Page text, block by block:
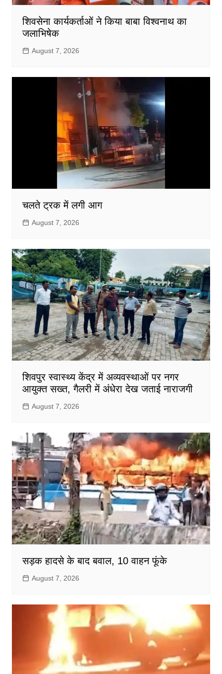
शिवसेना कार्यकर्ताओं ने किया बाबा विश्वनाथ का
जलाभिषेक
August 7, 2026
चलते ट्रक में लगी आग
August 7, 2026
शिवपुर स्वास्थ्य केंद्र में अव्यवस्थाओं पर नगर
आयुक्त सख्त, गैलरी में अंधेरा देख जताई नाराजगी
August 7, 2026
सड़क हादसे के बाद बवाल, 10 वाहन फूंके
August 7, 2026